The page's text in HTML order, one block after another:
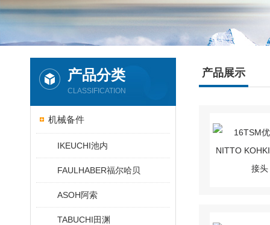
产品分类
CLASSIFICATION
机械备件
IKEUCHI池内
FAULHABER福尔哈贝
ASOH阿索
TABUCHI田渊
产品展示